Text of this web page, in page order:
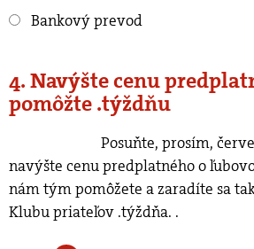
Bankový prevod
4. Navýšte cenu
pomôžte .týždňu
navýšte cenu predplatného o
nám tým pomôžete a zaradíte sa
Klubu priateľov .týždňa. .